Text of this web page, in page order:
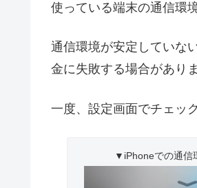
使っている端末の通信環
通信環境が安定していな
金に失敗する場合がありま
一度、設定画面でチェッ
▼iPhoneでの通信